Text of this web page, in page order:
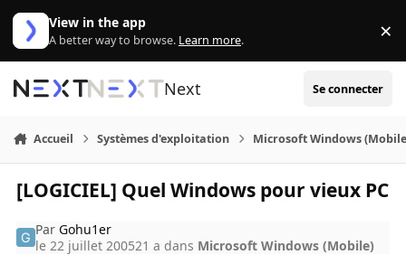
Aller au contenu
View in the app
A better way to browse. Learn more. ×
Next Se connecter
Accueil Systèmes d'exploitation Microsoft Windows
[LOGICIEL] Quel Windows pour vieux PC
Par Gohu1er
le 22 juillet 200521 a dans Microsoft Windows (Mobile)